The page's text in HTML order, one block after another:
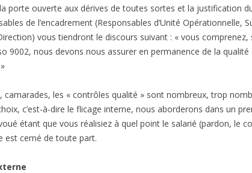
la porte ouverte aux dérives de toutes sortes et la justification
de l’encadrement (Responsables d’Unité Opérationnelle,
vous tiendront le discours suivant : « vous
9002, nous devons nous assurer en permanence de la qualité
camarades, les « contrôles qualité » sont nombreux, trop
c’est-à-dire le flicage interne, nous aborderons dans un
étant que vous réalisiez à quel point le salarié (pardon, le
est cerné de toute part.